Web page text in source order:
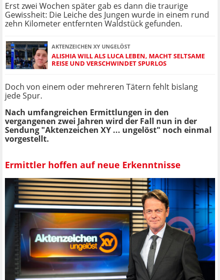
Erst zwei Wochen später gab es dann die traurige
Gewissheit: Die Leiche des Jungen wurde in einem rund
zehn Kilometer entfernten Waldstück gefunden.
AKTENZEICHEN XY UNGELÖST
ALISHIA WILL ALS LUCA LEBEN, MACHT SELTSAME
REISE UND VERSCHWINDET SPURLOS
Doch von einem oder mehreren Tätern fehlt bislang
jede Spur.
Nach umfangreichen Ermittlungen in den
vergangenen zwei Jahren wird der Fall nun in der
Sendung "Aktenzeichen XY ... ungelöst" noch einmal
vorgestellt.
Ermittler hoffen auf neue Erkenntnisse